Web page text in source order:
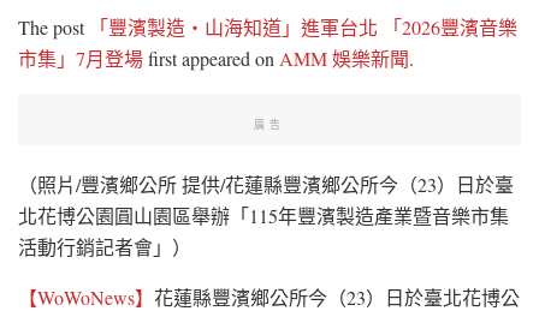
The post
「豐濱製造・山海知道」進軍台北 「2026豐濱音樂
市集」7月登場first appeared on AMM 娛樂新聞.
廣告
（照片/豐濱鄉公所 提供/花蓮縣豐濱鄉公所今（23）日於臺
北花博公園圓山園區舉辦「115年豐濱製造產業暨音樂市集
活動行銷記者會」）
【WoWoNews】 花蓮縣豐濱鄉公所今（23）日於臺北花博公